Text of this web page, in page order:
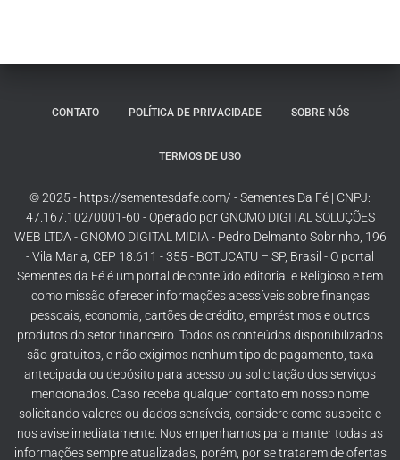
CONTATO POLÍTICA DE PRIVACIDADE SOBRE NÓS
TERMOS DE USO
© 2025 - https://sementesdafe.com/ - Sementes Da Fé | CNPJ:
47.167.102/0001-60 - Operado por GNOMO DIGITAL SOLUÇÕES
WEB LTDA - GNOMO DIGITAL MIDIA - Pedro Delmanto Sobrinho, 196
- Vila Maria, CEP 18.611 - 355 - BOTUCATU – SP, Brasil - O portal
Sementes da Fé é um portal de conteúdo editorial e Religioso e tem
como missão oferecer informações acessíveis sobre finanças
pessoais, economia, cartões de crédito, empréstimos e outros
produtos do setor financeiro. Todos os conteúdos disponibilizados
são gratuitos, e não exigimos nenhum tipo de pagamento, taxa
antecipada ou depósito para acesso ou solicitação dos serviços
mencionados. Caso receba qualquer contato em nosso nome
solicitando valores ou dados sensíveis, considere como suspeito e
nos avise imediatamente. Nos empenhamos para manter todas as
informações sempre atualizadas, porém, por se tratarem de ofertas